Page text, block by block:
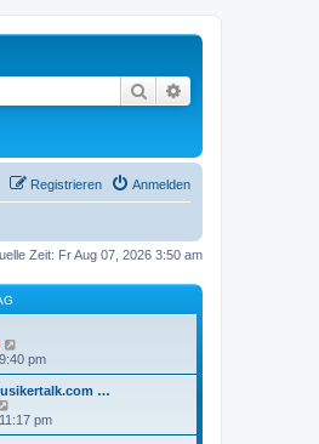
Suche
Anmelden
Registrieren
Zeit: Fr Aug 07, 2026 3:50 am
e
u
e
t
pm
…
e
u
pm